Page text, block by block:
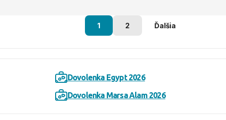
1 2 Ďalšia
Dovolenka Egypt 2026
Dovolenka Marsa Alam 2026